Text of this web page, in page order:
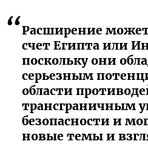
Расширение
счет Египта или
поскольку они
серьезным
области
трансграничным
безопасности и
новые темы и